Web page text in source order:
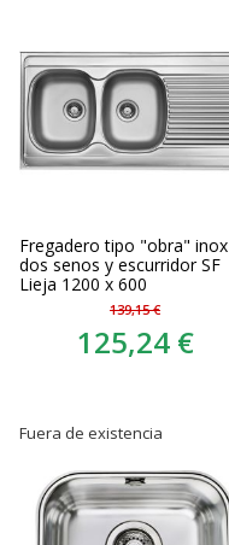
Fregadero tipo "obra" inox
dos senos y escurridor SF
Lieja 1200 x 600
139,15 €
125,24 €
Fuera de existencia